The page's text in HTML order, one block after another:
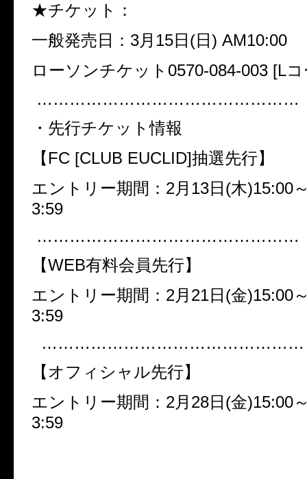
★チケット：
一般発売日：3月15日(日) AM10:00
ローソンチケット0570-084-003 [L
…………………………………………
・先行チケット情報
【FC [CLUB EUCLID]抽選先行】
エントリー期間：2月13日(木)15:00
3:59
…………………………………………
【WEB有料会員先行】
エントリー期間：2月21日(金)15:00
3:59
…………………………………………
【オフィシャル先行】
エントリー期間：2月28日(金)15:00
3:59